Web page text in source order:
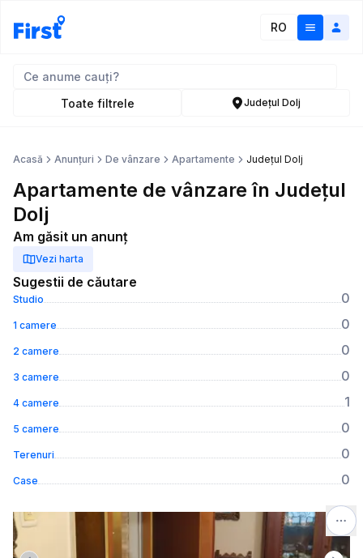
RO
Toate filtrele Județul Dolj
Acasă Anunțuri De vânzare Apartamente Județul Dolj
Apartamente de vânzare în Județul
Dolj
Am găsit un anunț
Vezi harta
Sugestii de căutare
Studio 0
1 camere 0
2 camere 0
3 camere 0
4 camere 1
5 camere 0
Terenuri 0
Case 0